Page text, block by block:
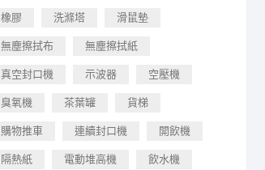
橡膠 洗滌塔 滑鼠墊
無塵擦拭布 無塵擦拭紙
真空封口機 示波器 空壓機
臭氧機 茶葉罐 貨梯
購物推車 連續封口機 開飲機
隔熱紙 電動堆高機 飲水機